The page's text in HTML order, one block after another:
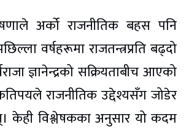
अर्को राजनीतिक बहस पनि
वर्षहरूमा राजतन्त्रप्रति बढ्दो
ज्ञानेन्द्रको सक्रियताबीच आएको
राजनीतिक उद्देश्यसँग जोडेर
केही विश्लेषकका अनुसार यो कदम